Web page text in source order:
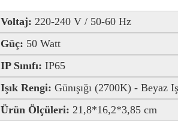
Voltaj: 220-240 V / 50-60 Hz
Güç: 50 Watt
IP Sınıfı: IP65
Işık Rengi: Günışığı (2700K) - Beyaz
Ürün Ölçüleri: 21,8*16,2*3,85 cm